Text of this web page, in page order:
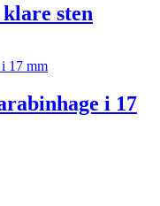
sten
i 17